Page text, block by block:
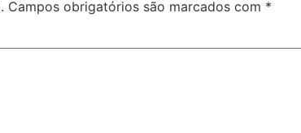
Campos obrigatórios são marcados com *